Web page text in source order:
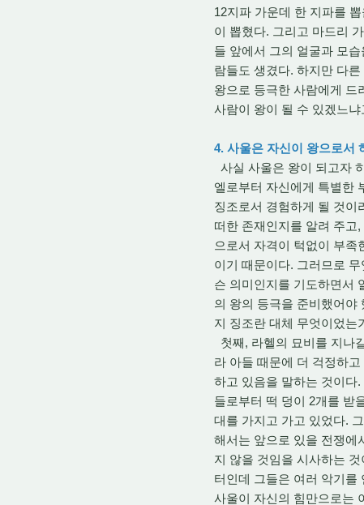
12지파 가운데 한 지파를
이 뽑혔다. 그리고 마드리
들 앞에서 그의 얼굴과 모
람들도 생겼다. 하지만 다
왕으로 등극한 사람에게 드
사람이 왕이 될 수 있겠느
4. 사울은 자신이 왕으로서
사실 사울은 왕이 되고자
엘로부터 자신에게 특별한
징조로서 경험하게 될 것이
떠한 존재인지를 알려 주고
으로서 자격이 턱없이 부족
이기 때문이다. 그러므로
슨 의미인지를 기도하면서
의 왕의 등극을 준비했어야
지 징조란 대체 무엇이었는
첫째, 라헬의 묘비를 지나
라 아들 때문에 더 걱정하
하고 있음을 말하는 것이다
들로부터 떡 덩이 2개를 받
대를 가지고 가고 있었다.
해서는 앞으로 있을 전쟁에
지 않을 것임을 시사하는
터인데 그들은 여러 악기를
사울이 자신의 힘만으로는